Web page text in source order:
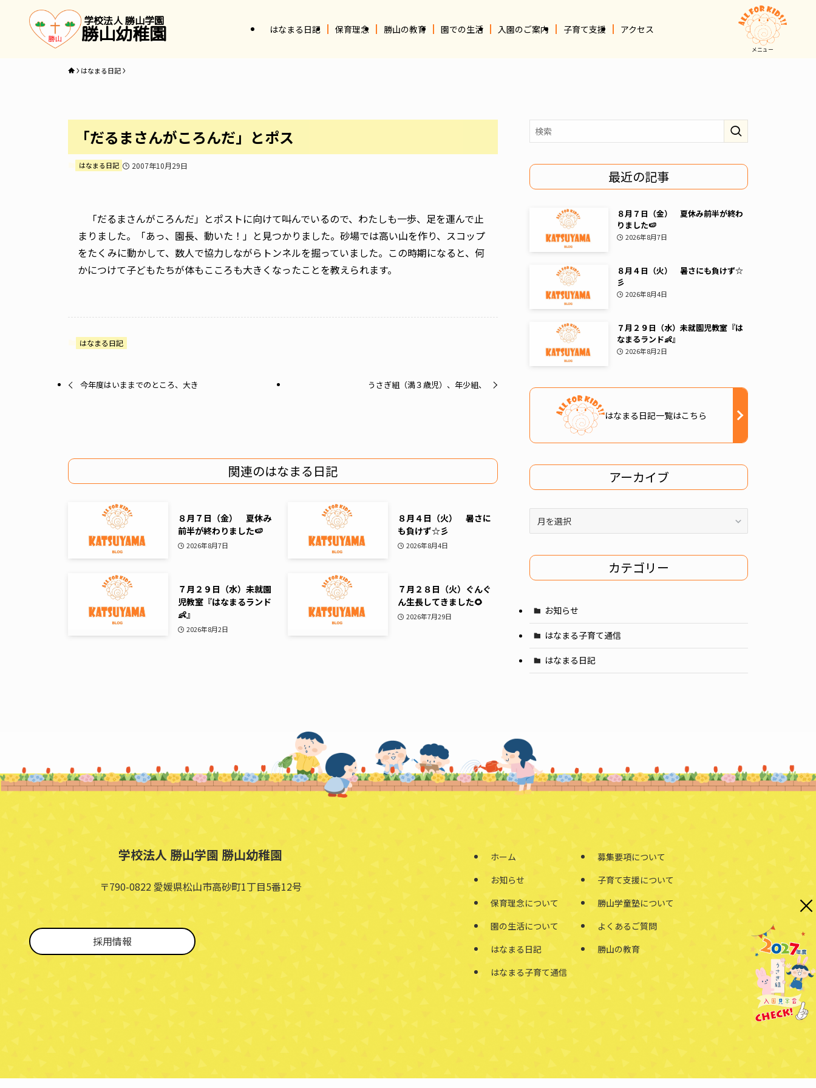
学校法人 勝山学園
勝山幼稚園 はなまる日記 保育理念 勝山の教育 園での生活 入園のご案内 子育て支援 アクセス
メニュー
はなまる日記
「だるまさんがころんだ」とポス
はなまる日記 2007年10月29日
「だるまさんがころんだ」とポストに向けて叫んでいるので、わたしも一歩、足を運んで止
まりました。「あっ、園長、動いた！」と見つかりました。砂場では高い山を作り、スコップ
をたくみに動かして、数人で協力しながらトンネルを掘っていました。この時期になると、何
かにつけて子どもたちが体もこころも大きくなったことを教えられます。
はなまる日記
今年度はいままでのところ、大き うさぎ組（満３歳児）、年少組、
関連のはなまる日記
８月７日（金） 夏休み
前半が終わりました🍉
2026年8月7日
８月４日（火） 暑さに
も負けず☆彡
2026年8月4日
７月２９日（水）未就園
児教室『はなまるランド
👶』
2026年8月2日
７月２８日（火）ぐんぐ
ん生長してきました🌻
2026年7月29日
最近の記事
８月７日（金） 夏休み前半が終わ
りました🍉
2026年8月7日
８月４日（火） 暑さにも負けず☆
彡
2026年8月4日
７月２９日（水）未就園児教室『は
なまるランド👶』
2026年8月2日
はなまる日記一覧はこちら
アーカイブ
イ
カテゴリー
お知らせ
はなまる子育て通信
はなまる日記
学校法人 勝山学園 勝山幼稚園
〒790-0822 愛媛県松山市高砂町1丁目5番12号
採用情報
ホーム
お知らせ
保育理念について
園の生活について
はなまる日記
はなまる子育て通信
募集要項について
子育て支援について
勝山学童塾について
よくあるご質問
勝山の教育
×